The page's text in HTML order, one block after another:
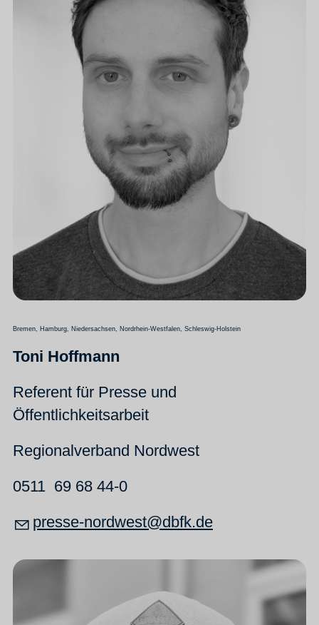
Bremen, Hamburg, Niedersachsen, Nordrhein-Westfalen, Schleswig-Holstein
Toni Hoffmann
Referent für Presse und
Öffentlichkeitsarbeit
Regionalverband Nordwest
0511 69 68 44-0
pr ss -n rdw st dbfk d